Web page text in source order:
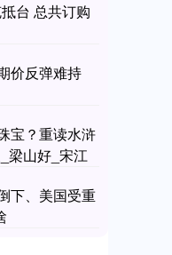
台 总共订购
价反弹难持
宝？重读水浒
梁山好_宋江
下、美国受重